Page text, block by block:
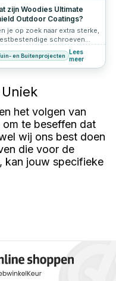
zijn Woodies Ultimate
Outdoor Coatings?
je op zoek naar extra sterke,
schroeven
buitengebruik of vochtige
Dan kom je al
uit bij de Woodies Ultimate
Ultimate Shield is een
ontwikkeld is om
langdurig te
tegen roest,
en beschadiging. Dankzij
coating zijn Woodies
sterker, duurzamer
betrouwbaarder dan veel
en Buitenprojecten
Lees
meer
het volgen van
te beseffen dat
wij ons best doen
die voor de
kan jouw specifieke